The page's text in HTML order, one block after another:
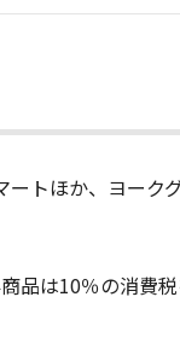
ほか、ヨーク
は10％の消費税